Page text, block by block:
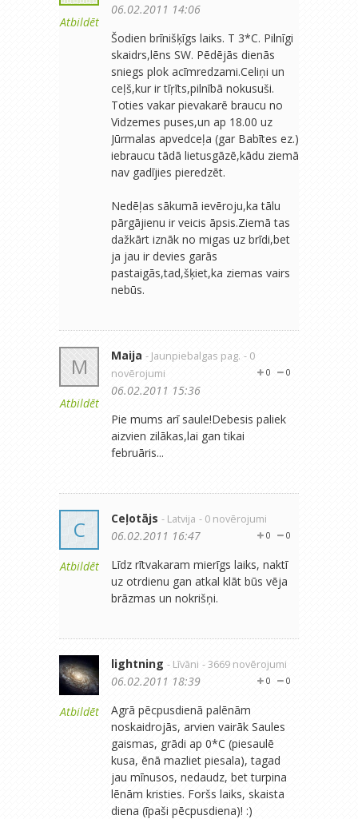
Atbildēt
06.02.2011 14:06
Šodien brīnišķīgs laiks. T 3*C. Pilnīgi
skaidrs,lēns SW. Pēdējās dienās
sniegs plok acīmredzami.Celiņi un
ceļš,kur ir tīŗīts,pilnībā nokusuši.
Toties vakar pievakarē braucu no
Vidzemes puses,un ap 18.00 uz
Jūrmalas apvedceļa (gar Babītes ez.)
iebraucu tādā lietusgāzē,kādu ziemā
nav gadījies pieredzēt.
Nedēļas sākumā ievēroju,ka tālu
pārgājienu ir veicis āpsis.Ziemā tas
dažkārt iznāk no migas uz brīdi,bet
ja jau ir devies garās
pastaigās,tad,šķiet,ka ziemas vairs
nebūs.
M
Atbildēt
Maija - Jaunpiebalgas pag. - 0
novērojumi
0
0
06.02.2011 15:36
Pie mums arī saule!Debesis paliek
aizvien zilākas,lai gan tikai
februāris...
C
Atbildēt
Ceļotājs - Latvija - 0 novērojumi
0
0
06.02.2011 16:47
Līdz rītvakaram mierīgs laiks, naktī
uz otrdienu gan atkal klāt būs vēja
brāzmas un nokrišņi.
Atbildēt
lightning - Līvāni - 3669 novērojumi
0
0
06.02.2011 18:39
Agrā pēcpusdienā palēnām
noskaidrojās, arvien vairāk Saules
gaismas, grādi ap 0*C (piesaulē
kusa, ēnā mazliet piesala), tagad
jau mīnusos, nedaudz, bet turpina
lēnām kristies. Foršs laiks, skaista
diena (īpaši pēcpusdiena)! :)